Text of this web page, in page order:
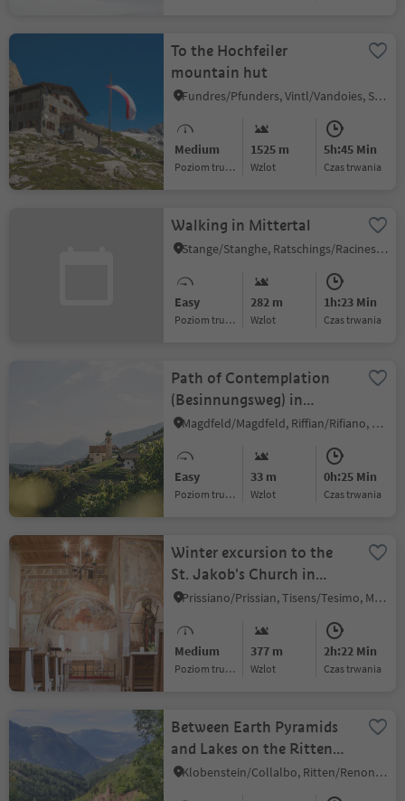
To the Hochfeiler
mountain hut
Fundres/Pfunders, Vintl/Vandoies, Sterzing/Vipiteno and environs
Medium
Poziom trudności
1525 m
Wzlot
5h:45 Min
czas trwania
Walking in Mittertal
Stange/Stanghe, Ratschings/Racines, Sterzing/Vipiteno and environs
Easy
Poziom trudności
282 m
Wzlot
1h:23 Min
czas trwania
Path of Contemplation
(Besinnungsweg) in
Riffian
Magdfeld/Magdfeld, Riffian/Rifiano, Meran/Merano and environs
Easy
Poziom trudności
33 m
Wzlot
0h:25 Min
czas trwania
Winter excursion to the
St. Jakob's Church in
Grissian/Grissiano
Prissiano/Prissian, Tisens/Tesimo, Meran/Merano and environs
Medium
Poziom trudności
377 m
Wzlot
2h:22 Min
czas trwania
Between Earth Pyramids
and Lakes on the Ritten
Plateau
Klobenstein/Collalbo, Ritten/Renon, Bolzano/Bozen and environs